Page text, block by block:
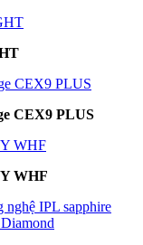
CEX9 PLUS
WHF